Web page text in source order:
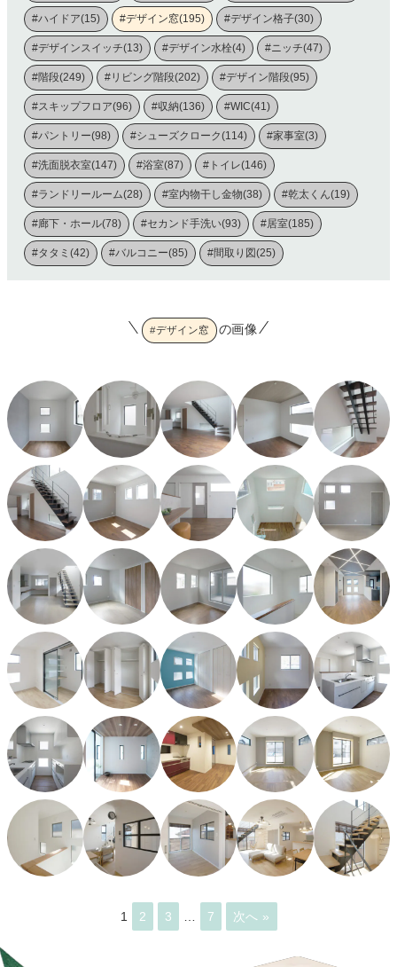
#ハイドア(15) #デザイン窓(195) #デザイン格子(30)
#デザインスイッチ(13) #デザイン水栓(4) #ニッチ(47)
#階段(249) #リビング階段(202) #デザイン階段(95)
#スキップフロア(96) #収納(136) #WIC(41)
#パントリー(98) #シューズクローク(114) #家事室(3)
#洗面脱衣室(147) #浴室(87) #トイレ(146)
#ランドリールーム(28) #室内物干し金物(38) #乾太くん(19)
#廊下・ホール(78) #セカンド手洗い(93) #居室(185)
#タタミ(42) #バルコニー(85) #間取り図(25)
#デザイン窓 の画像
1 2 3 7 次へ »